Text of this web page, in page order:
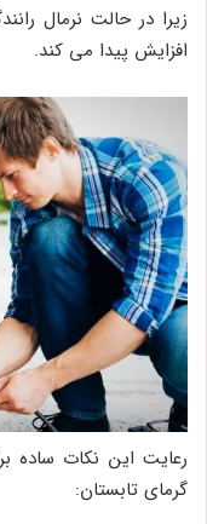
افزایش پیدا می کند.
رعایت این نکات ساده
گرمای تابستان: